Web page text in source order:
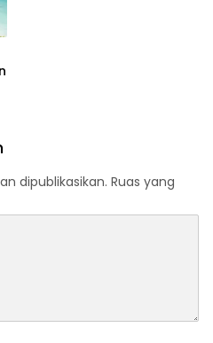
dipublikasikan. Ruas yang